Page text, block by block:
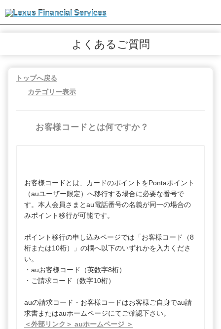
よくあるご質問
トップへ戻る
カテゴリー表示
お客様コードとは何ですか？
お客様コードとは、カードのポイントをPontaポイント
（auユーザー限定）へ移行する場合に必要な番号で
す。本人会員さまとau電話番号の名義が同一の場合の
みポイント移行が可能です。
ポイント移行の申し込みページでは「お客様コード（8
桁または10桁）」の欄へ以下のいずれかを入力くださ
い。
・auお客様コード（英数字8桁）
・ご請求コード（数字10桁）
auの請求コード・お客様コードはお客様ご自身でau請
求書またはauホームページにてご確認下さい。
＜外部リンク＞ auホームページ ＞